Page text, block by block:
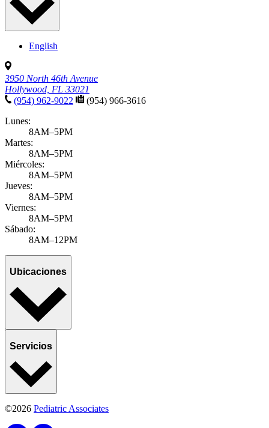
English
3950 North 46th Avenue
Hollywood, FL 33021
(954) 962-9022
(954) 966-3616
Lunes:
8AM–5PM
Martes:
8AM–5PM
Miércoles:
8AM–5PM
Jueves:
8AM–5PM
Viernes:
8AM–5PM
Sábado:
8AM–12PM
Ubicaciones
Servicios
©2026 Pediatric Associates